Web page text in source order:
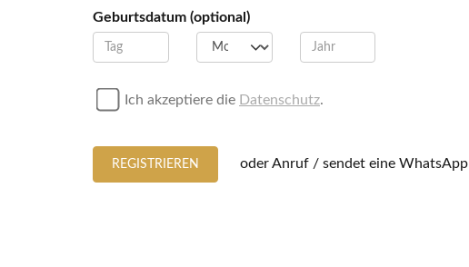
Geburtsdatum (optional)
Ich akzeptiere die Datenschutz.
REGISTRIEREN oder Anruf / sendet eine WhatsApp